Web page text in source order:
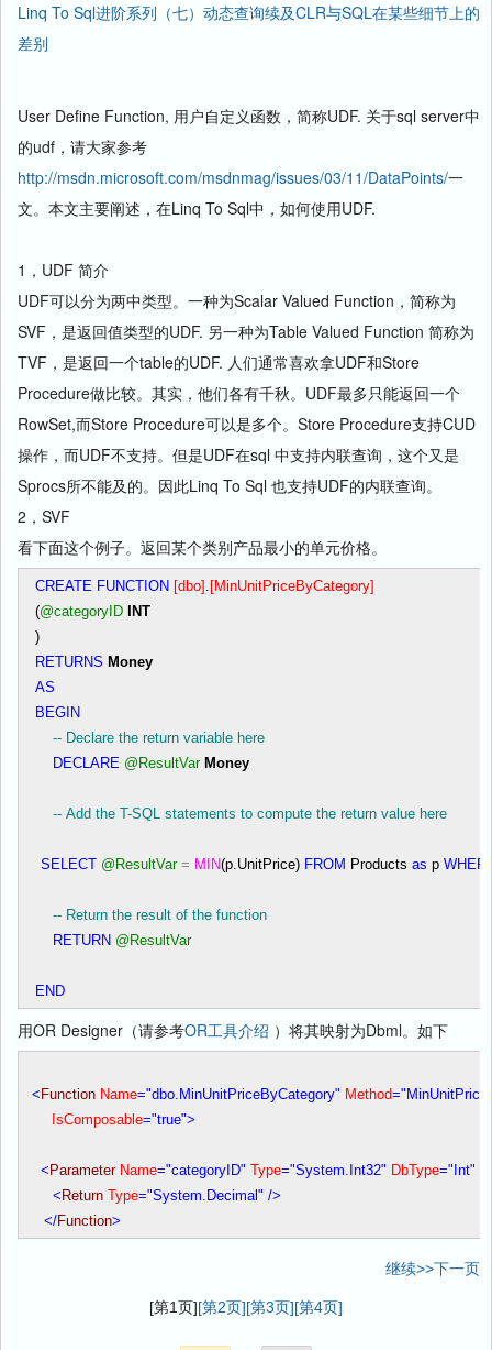
Linq To Sql进阶系列（七）动态查询续及CLR与SQL在某些细节上的
差别
User Define Function, 用户自定义函数，简称UDF. 关于sql server中
的udf，请大家参考
http://msdn.microsoft.com/msdnmag/issues/03/11/DataPoints/一
文。本文主要阐述，在Linq To Sql中，如何使用UDF.
1，UDF 简介
UDF可以分为两中类型。一种为Scalar Valued Function，简称为
SVF，是返回值类型的UDF. 另一种为Table Valued Function 简称为
TVF，是返回一个table的UDF. 人们通常喜欢拿UDF和Store
Procedure做比较。其实，他们各有千秋。UDF最多只能返回一个
RowSet,而Store Procedure可以是多个。Store Procedure支持CUD
操作，而UDF不支持。但是UDF在sql 中支持内联查询，这个又是
Sprocs所不能及的。因此Linq To Sql 也支持UDF的内联查询。
2，SVF
看下面这个例子。返回某个类别产品最小的单元价格。
CREATE FUNCTION [dbo] . [MinUnitPriceByCategory]
(@categoryID
INT
)
RETURNS Money
AS
BEGIN
-- Declare the return variable here
DECLARE @ResultVar Money
-- Add the T-SQL statements to compute the return value here
SELECT @ResultVar = MIN(p.UnitPrice) FROM Products as p
-- Return the result of the function
RETURN @ResultVar
END
用OR Designer（请参考OR工具介绍 ）将其映射为Dbml。如下
< Function Name="dbo.MinUnitPriceByCategory" Method
IsComposable="true">
< Parameter Name="categoryID" Type="System.Int32" DbType="Int"
< Return Type="System.Decimal" />
</Function>
继续>>下一页
[第1页][第2页][第3页][第4页]